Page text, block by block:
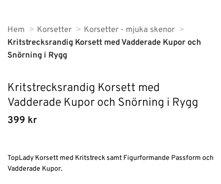
Hem Korsetter
Korsetter - mjuka skenor
Kritstrecksrandig Korsett med Vadderade Kupor och
Snörning i Rygg
Kritstrecksrandig Korsett med
Vadderade Kupor och Snörning i Rygg
399 kr
TopLady Korsett med Kritstreck samt Figurformande Passform och
Vadderade Kupor.